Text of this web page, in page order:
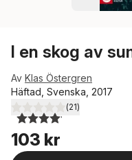
I en skog av
Av Klas Östergren
Häftad, Svenska, 2017
4,1utav 5 stjärnor. Totalt
(21)
103 kr